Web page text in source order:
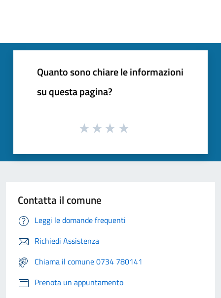
Quanto sono chiare le informazioni
su questa pagina?
Contatta il comune
Leggi le domande frequenti
Richiedi Assistenza
Chiama il comune 0734 780141
Prenota un appuntamento